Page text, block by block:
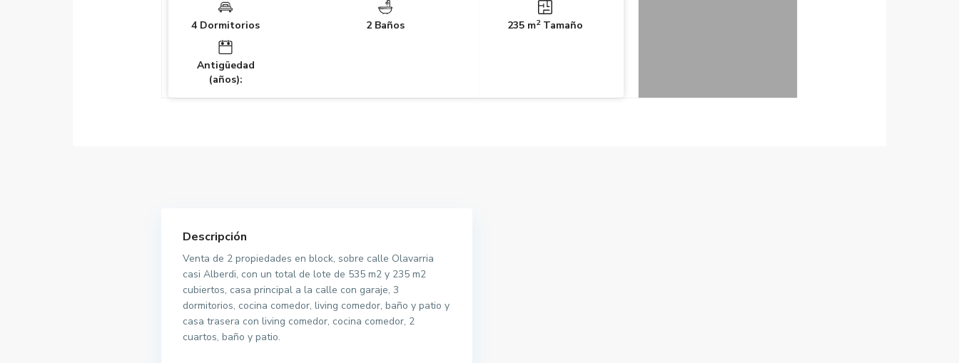
4 Dormitorios 2 Baños 235 m2Tamaño
Antigüedad
(años):
Descripción
Venta de 2 propiedades en block, sobre calle Olavarria
casi Alberdi, con un total de lote de 535 m2 y 235 m2
cubiertos, casa principal a la calle con garaje, 3
dormitorios, cocina comedor, living comedor, baño y patio y
casa trasera con living comedor, cocina comedor, 2
cuartos, baño y patio.